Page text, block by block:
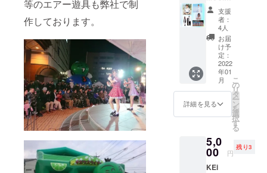
等のエアー遊具も弊社で制
作しております。
コロナに負
けない 熱
い音楽企画
をやってみ
応援
コース
本イベ
ントの
運営資
金およ
び ライ
ブの模
様を収
録した
DVDの
製作/販
売のた
要資金
を 募集
させて
いただ
支援
者：
4人
お届
け予
定：
2022
年01
月
詳細を見る
こ
の
リ
タ
ー
ン
を
選
択
す
る
5,0
00 円
残り3
KEi